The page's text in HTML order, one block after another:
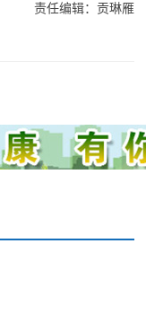
责任编辑：贡琳雁